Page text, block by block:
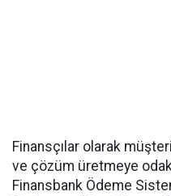
Finansçılar olarak
ve çözüm üretmeye
Finansbank Ödeme